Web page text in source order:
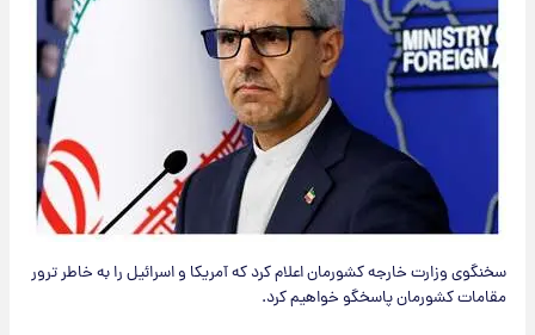
سخنگوی وزارت خارجه کشورمان اعلام کرد که آمریکا و اسرائیل را به خاطر ترور
مقامات کشورمان پاسخگو خواهیم کرد.